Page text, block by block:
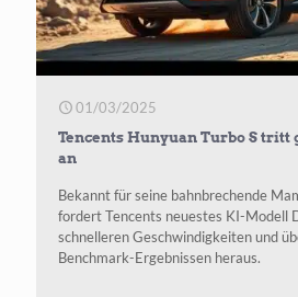
01/03/2025
Tencents Hunyuan Turbo S tritt
an
Bekannt für seine bahnbrechende
fordert Tencents neuestes KI-Modell
schnelleren Geschwindigkeiten und
Benchmark-Ergebnissen heraus.